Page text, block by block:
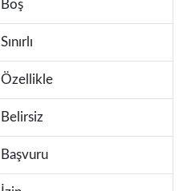
Boş
Sınırlı
Özellikle
Belirsiz
Başvuru